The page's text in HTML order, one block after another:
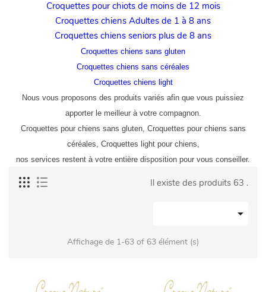
Croquettes pour chiots de moins de 12 mois
Croquettes chiens Adultes de 1 à 8 ans
Croquettes chiens seniors plus de 8 ans
Croquettes chiens sans gluten
Croquettes chiens sans céréales
Croquettes chiens light
Nous vous proposons des produits variés afin que vous puissiez
apporter le meilleur à votre compagnon.
Croquettes pour chiens sans gluten, Croquettes pour chiens sans
céréales, Croquettes light pour chiens,
nos services restent à votre entière disposition pour vous conseiller.
Il existe des produits 63 .

Affichage de 1-63 of 63 élément (s)